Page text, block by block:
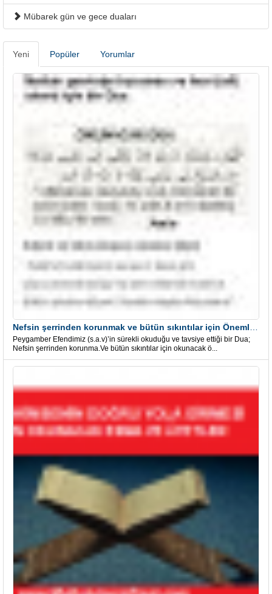
Mübarek gün ve gece duaları
Yeni Popüler Yorumlar
Peygamber Efendimiz (s.a.v)’in sürekli okuduğu ve tavsiye ettiği bir Dua;
Nefsin şerrinden korunma.Ve bütün sıkıntılar için okunacak ö...